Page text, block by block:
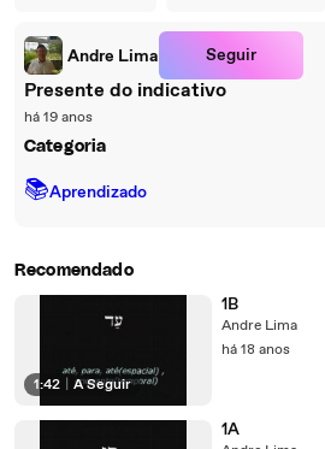
Andre Lima Seguir
Presente do indicativo
há 19 anos
Categoria
📚Aprendizado
Recomendado
1:42 A Seguir
1B
Andre Lima
há 18 anos
1A